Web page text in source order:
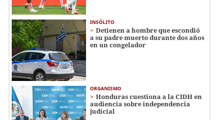
INSÓLITO
Detienen a hombre que escondió
a su padre muerto durante dos años
en un congelador
ORGANISMO
Honduras cuestiona a la CIDH en
audiencia sobre independencia
judicial